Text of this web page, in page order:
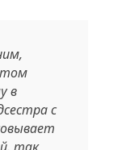
в
с